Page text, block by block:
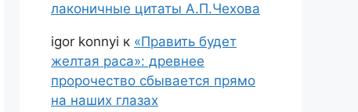
лаконичные цитаты А.П.Чехова
igor konnyi к «Править будет
желтая раса»: древнее
пророчество сбывается прямо
на наших глазах